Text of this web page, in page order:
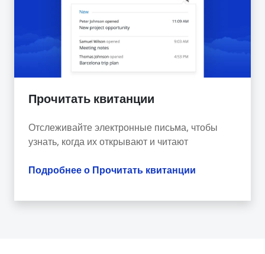
Прочитать квитанции
Отслеживайте электронные письма, чтобы
узнать, когда их открывают и читают
Подробнее о Прочитать квитанции